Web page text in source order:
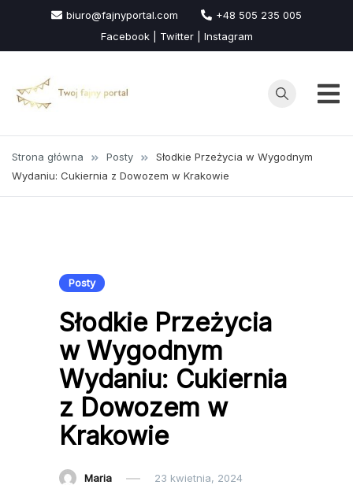
treści
biuro@fajnyportal.com
+48 505 235 005
Facebook | Twitter | Instagram
Strona główna Posty
Słodkie Przeżycia w Wygodnym
Wydaniu: Cukiernia z Dowozem w Krakowie
Posty
Słodkie Przeżycia
w Wygodnym
Wydaniu: Cukiernia
z Dowozem w
Krakowie
Maria 23 kwietnia, 2024